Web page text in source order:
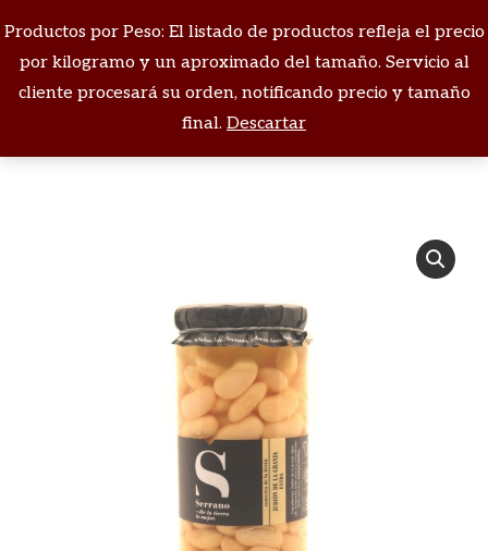
Productos por Peso: El listado de productos refleja el precio
por kilogramo y un aproximado del tamaño. Servicio al
cliente procesará su orden, notificando precio y tamaño
final. Descartar
Buscar:
Estás aquí: